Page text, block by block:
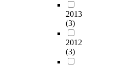
2013
(3)
2012
(3)